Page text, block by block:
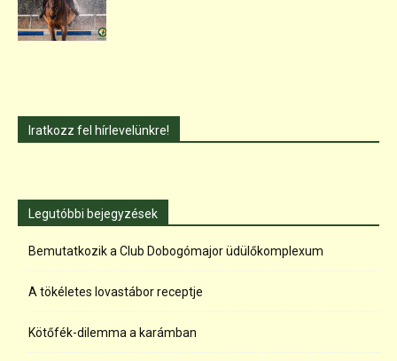
Iratkozz fel hírlevelünkre!
Legutóbbi bejegyzések
Bemutatkozik a Club Dobogómajor üdülőkomplexum
A tökéletes lovastábor receptje
Kötőfék-dilemma a karámban